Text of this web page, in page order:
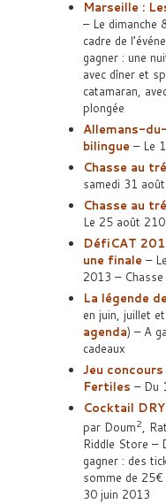
Marseille :
– Le dimanche
cadre de
gagner : une
avec dîner et
catamaran,
plongée
Allemans-
bilingue – Le
Chasse au
samedi 31
Chasse au
Le 25 août
DéfiCAT
une finale –
2013 –
La légende
en juin, juillet
agenda) – A
cadeaux
Jeu
Fertiles – Du
Cocktail DRY
par Doum2,
Riddle Store –
gagner : des
somme de 25€
30 juin 2013